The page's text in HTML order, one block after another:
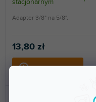
stacjonarnym
13,80 zł
Adapter 3/8" na 5/8".